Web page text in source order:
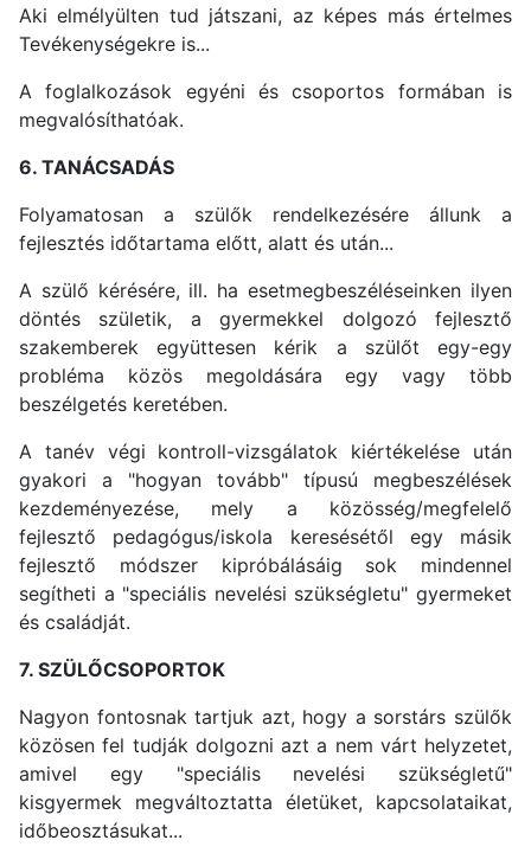
Aki elmélyülten tud játszani, az képes más értelmes
Tevékenységekre is...
A foglalkozások egyéni és csoportos formában is
megvalósíthatóak.
6. TANÁCSADÁS
Folyamatosan a szülők rendelkezésére állunk a
fejlesztés időtartama előtt, alatt és után...
A szülő kérésére, ill. ha esetmegbeszéléseinken ilyen
döntés születik, a gyermekkel dolgozó fejlesztő
szakemberek együttesen kérik a szülőt egy-egy
probléma közös megoldására egy vagy több
beszélgetés keretében.
A tanév végi kontroll-vizsgálatok kiértékelése után
gyakori a "hogyan tovább" típusú megbeszélések
kezdeményezése, mely a közösség/megfelelő
fejlesztő pedagógus/iskola keresésétől egy másik
fejlesztő módszer kipróbálásáig sok mindennel
segítheti a "speciális nevelési szükségletu" gyermeket
és családját.
7. SZÜLŐCSOPORTOK
Nagyon fontosnak tartjuk azt, hogy a sorstárs szülők
közösen fel tudják dolgozni azt a nem várt helyzetet,
amivel egy "speciális nevelési szükségletű"
kisgyermek megváltoztatta életüket, kapcsolataikat,
időbeosztásukat...